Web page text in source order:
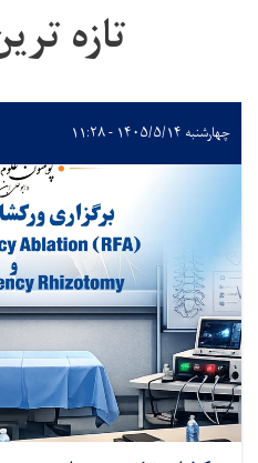
تازه
چهارشنبه ۱۴۰۵/۵/۱۴ - ۱۱:۲۸